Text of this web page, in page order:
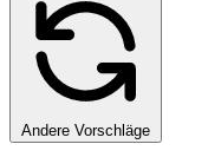
Andere Vorschläge